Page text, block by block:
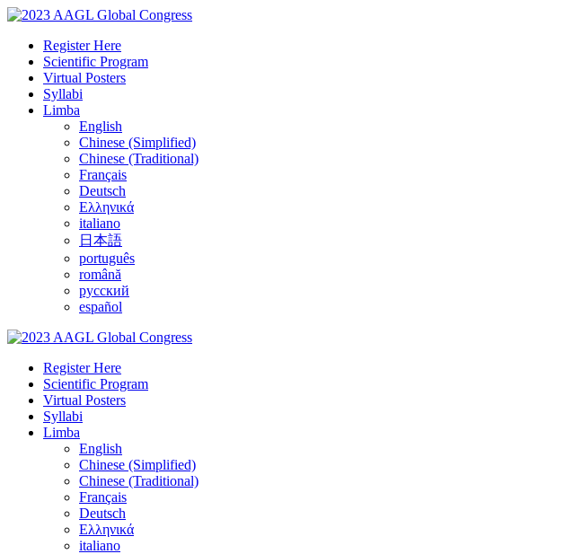
Register Here
Scientific Program
Virtual Posters
Syllabi
Limba
English
Chinese (Simplified)
Chinese (Traditional)
Français
Deutsch
Ελληνικά
italiano
日本語
português
română
русский
español
Register Here
Scientific Program
Virtual Posters
Syllabi
Limba
English
Chinese (Simplified)
Chinese (Traditional)
Français
Deutsch
Ελληνικά
italiano